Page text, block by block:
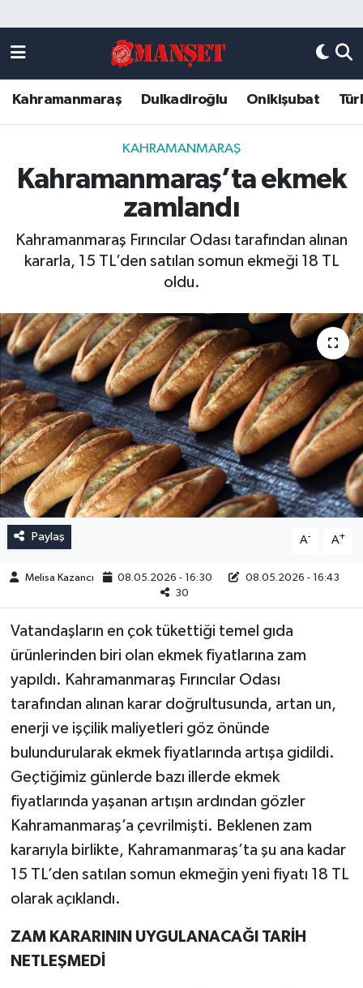
Kahramanmaraş Dulkadiroğlu Onikişubat
KAHRAMANMARAŞ
Kahramanmaraş’ta ekmek
zamlandı
Kahramanmaraş Fırıncılar Odası tarafından alınan
kararla, 15 TL’den satılan somun ekmeği 18 TL
oldu.
Paylaş A- A+
Melisa Kazancı 08.05.2026 - 16:30
08.05.2026 - 16:43
30
Vatandaşların en çok tükettiği temel gıda
ürünlerinden biri olan ekmek fiyatlarına zam
yapıldı. Kahramanmaraş Fırıncılar Odası
tarafından alınan karar doğrultusunda, artan un,
enerji ve işçilik maliyetleri göz önünde
bulundurularak ekmek fiyatlarında artışa gidildi.
Geçtiğimiz günlerde bazı illerde ekmek
fiyatlarında yaşanan artışın ardından gözler
Kahramanmaraş’a çevrilmişti. Beklenen zam
kararıyla birlikte, Kahramanmaraş’ta şu ana kadar
15 TL’den satılan somun ekmeğin yeni fiyatı 18 TL
olarak açıklandı.
ZAM KARARININ UYGULANACAĞI TARİH
NETLEŞMEDİ
DULKADİROĞLU
KAHRAMANMARAŞ
ONİKİŞUBAT
Künye
Kahramanmaraş Nöbetçi Eczaneler
Kahramanmaraş Hava Durumu
Kahramanmaraş Trafik Yoğunluk Haritası
Süper Lig Puan Durumu ve Fikstür
Son Dakika Haberleri